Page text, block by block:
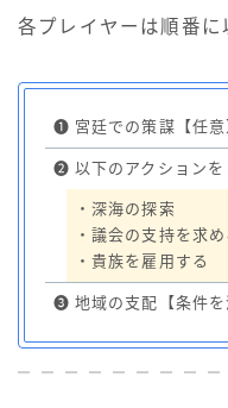
各プレイヤーは順番に
❶ 宮廷での策謀【任意
❷ 以下のアクションを
・深海の探索
・議会の支持を求め
・貴族を雇用する
❸ 地域の支配【条件